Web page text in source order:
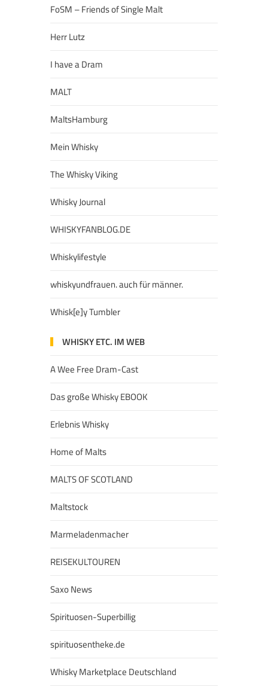
FoSM – Friends of Single Malt
Herr Lutz
I have a Dram
MALT
MaltsHamburg
Mein Whisky
The Whisky Viking
Whisky Journal
WHISKYFANBLOG.DE
Whiskylifestyle
whiskyundfrauen. auch für männer.
Whisk[e]y Tumbler
WHISKY ETC. IM WEB
A Wee Free Dram-Cast
Das große Whisky EBOOK
Erlebnis Whisky
Home of Malts
MALTS OF SCOTLAND
Maltstock
Marmeladenmacher
REISEKULTOUREN
Saxo News
Spirituosen-Superbillig
spirituosentheke.de
Whisky Marketplace Deutschland